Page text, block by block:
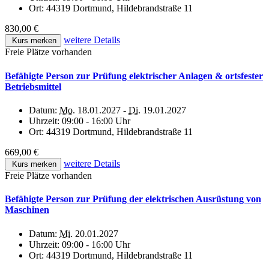
Ort: 44319 Dortmund, Hildebrandstraße 11
830,00 €
Kurs merken
weitere Details
Freie Plätze vorhanden
Befähigte Person zur Prüfung elektrischer Anlagen & ortsfester
Betriebsmittel
Datum: Mo. 18.01.2027 - Di. 19.01.2027
Uhrzeit: 09:00 - 16:00 Uhr
Ort: 44319 Dortmund, Hildebrandstraße 11
669,00 €
Kurs merken
weitere Details
Freie Plätze vorhanden
Befähigte Person zur Prüfung der elektrischen Ausrüstung von
Maschinen
Datum: Mi. 20.01.2027
Uhrzeit: 09:00 - 16:00 Uhr
Ort: 44319 Dortmund, Hildebrandstraße 11